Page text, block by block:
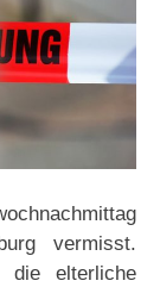
vermisst.
die elterliche